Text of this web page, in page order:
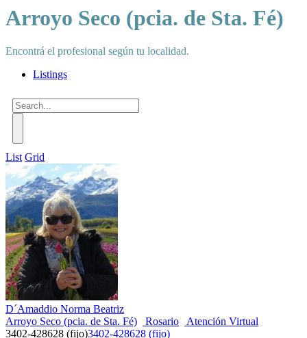
Arroyo Seco (pcia. de Sta. Fé)
Encontrá el profesional según tu localidad.
Listings
List Grid
D´Amaddio Norma Beatriz
Arroyo Seco (pcia. de Sta. Fé)
Rosario
Atención Virtual
3402-428628 (fijo)3402-428628 (fijo)